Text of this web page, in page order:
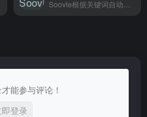
能参与评论！
即登录